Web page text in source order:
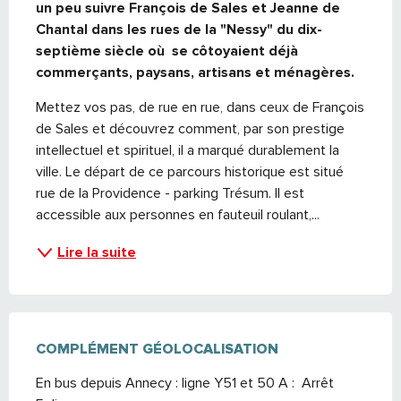
un peu suivre François de Sales et Jeanne de
Chantal dans les rues de la "Nessy" du dix-
septième siècle où se côtoyaient déjà
commerçants, paysans, artisans et ménagères.
Mettez vos pas, de rue en rue, dans ceux de François
de Sales et découvrez comment, par son prestige
intellectuel et spirituel, il a marqué durablement la
ville. Le départ de ce parcours historique est situé
rue de la Providence - parking Trésum. Il est
accessible aux personnes en fauteuil roulant,...
Lire la suite
COMPLÉMENT GÉOLOCALISATION
COMPLÉMENT GÉOLOCALISATION
En bus depuis Annecy : ligne Y51 et 50 A :  Arrêt